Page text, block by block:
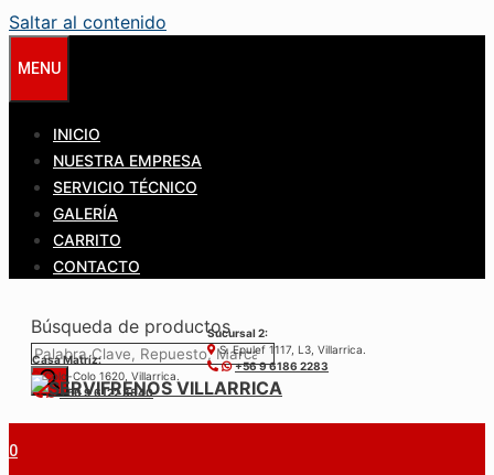
Saltar al contenido
MENU
INICIO
NUESTRA EMPRESA
SERVICIO TÉCNICO
GALERÍA
CARRITO
CONTACTO
Búsqueda de productos
Casa Matríz:
Colo-Colo 1620, Villarrica.
+56 9 6122 3840
Sucursal 2:
S. Epulef 1117, L3, Villarrica.
+56 9 6186 2283
0